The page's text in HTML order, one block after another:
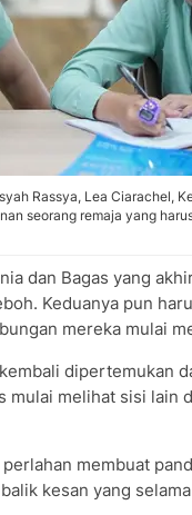
Rassya, Lea Ciarachel,
seorang remaja yang
dan Bagas yang
Keduanya pun
mereka mulai
dipertemukan
mulai melihat sisi lain
membuat
kesan yang